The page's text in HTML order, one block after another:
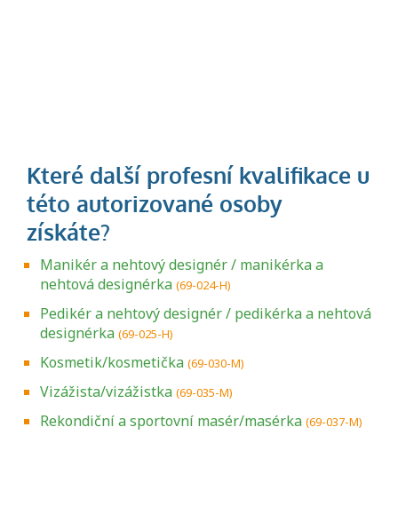
Manikér a nehtový designér / manikérka a
nehtová designérka (69-024-H)
Pedikér a nehtový designér / pedikérka a nehtová
designérka (69-025-H)
Kosmetik/kosmetička (69-030-M)
Vizážista/vizážistka (69-035-M)
Rekondiční a sportovní masér/masérka (69-037-M)
Projděte si seznam profesních kvalifikací.